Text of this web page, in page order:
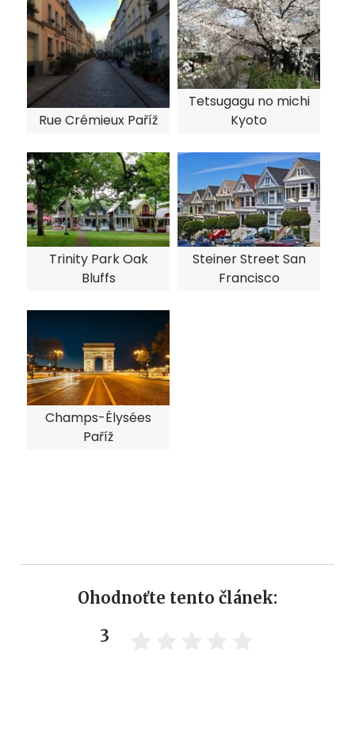
Rue Crémieux Paříž
Tetsugagu no michi
Kyoto
Trinity Park Oak
Bluffs
Steiner Street San
Francisco
Champs-Élysées
Paříž
Ohodnoťte tento článek:
3